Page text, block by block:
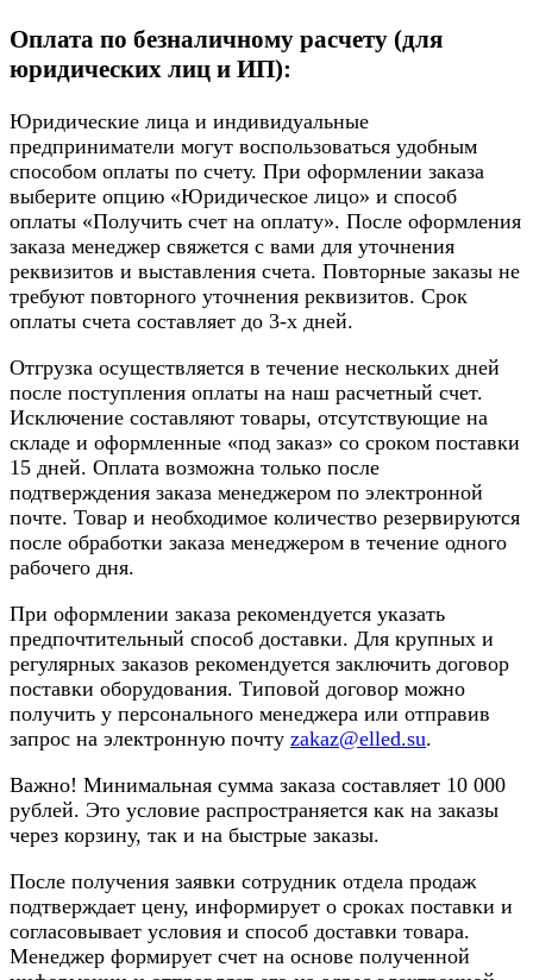
Оплата по безналичному расчету (для
юридических лиц и ИП):
Юридические лица и индивидуальные
предприниматели могут воспользоваться удобным
способом оплаты по счету. При оформлении заказа
выберите опцию «Юридическое лицо» и способ
оплаты «Получить счет на оплату». После оформления
заказа менеджер свяжется с вами для уточнения
реквизитов и выставления счета. Повторные заказы не
требуют повторного уточнения реквизитов. Срок
оплаты счета составляет до 3-х дней.
Отгрузка осуществляется в течение нескольких дней
после поступления оплаты на наш расчетный счет.
Исключение составляют товары, отсутствующие на
складе и оформленные «под заказ» со сроком поставки
15 дней. Оплата возможна только после
подтверждения заказа менеджером по электронной
почте. Товар и необходимое количество резервируются
после обработки заказа менеджером в течение одного
рабочего дня.
При оформлении заказа рекомендуется указать
предпочтительный способ доставки. Для крупных и
регулярных заказов рекомендуется заключить договор
поставки оборудования. Типовой договор можно
получить у персонального менеджера или отправив
запрос на электронную почту zakaz@elled.su.
Важно! Минимальная сумма заказа составляет 10 000
рублей. Это условие распространяется как на заказы
через корзину, так и на быстрые заказы.
После получения заявки сотрудник отдела продаж
подтверждает цену, информирует о сроках поставки и
согласовывает условия и способ доставки товара.
Менеджер формирует счет на основе полученной